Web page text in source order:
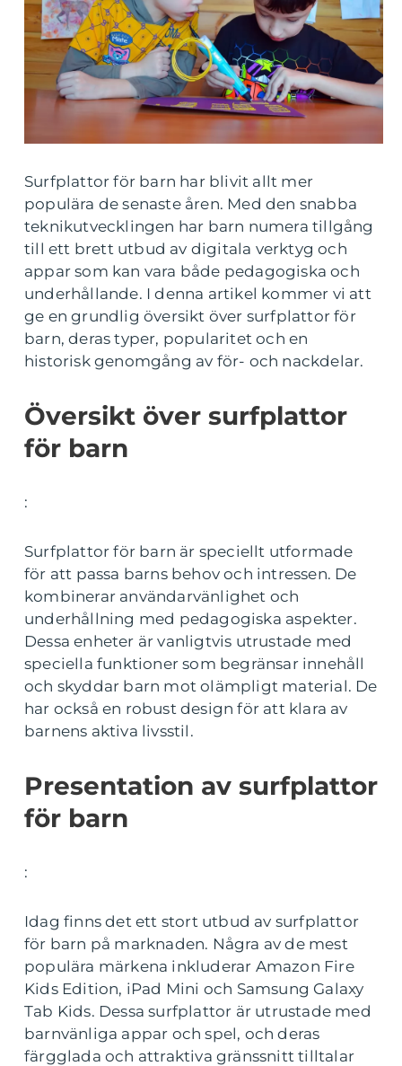
Surfplattor för barn har blivit allt mer
populära de senaste åren. Med den snabba
teknikutvecklingen har barn numera tillgång
till ett brett utbud av digitala verktyg och
appar som kan vara både pedagogiska och
underhållande. I denna artikel kommer vi att
ge en grundlig översikt över surfplattor för
barn, deras typer, popularitet och en
historisk genomgång av för- och nackdelar.
Översikt över surfplattor
för barn
:
Surfplattor för barn är speciellt utformade
för att passa barns behov och intressen. De
kombinerar användarvänlighet och
underhållning med pedagogiska aspekter.
Dessa enheter är vanligtvis utrustade med
speciella funktioner som begränsar innehåll
och skyddar barn mot olämpligt material. De
har också en robust design för att klara av
barnens aktiva livsstil.
Presentation av surfplattor
för barn
:
Idag finns det ett stort utbud av surfplattor
för barn på marknaden. Några av de mest
populära märkena inkluderar Amazon Fire
Kids Edition, iPad Mini och Samsung Galaxy
Tab Kids. Dessa surfplattor är utrustade med
barnvänliga appar och spel, och deras
färgglada och attraktiva gränssnitt tilltalar